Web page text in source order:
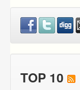
TOP 10